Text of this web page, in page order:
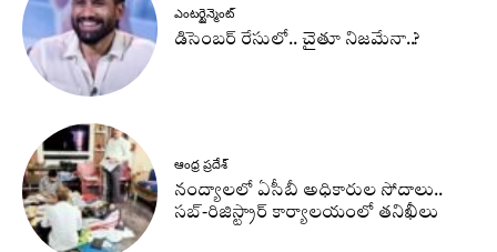
ఎంటర్టైన్మెంట్
డిసెంబర్ రేసులో.. చైతూ నిజమేనా..?
ఆంధ్ర ప్రదేశ్
నంద్యాలలో ఏసీబీ అధికారుల సోదాలు..
సబ్-రిజిస్ట్రార్ కార్యాలయంలో తనిఖీలు